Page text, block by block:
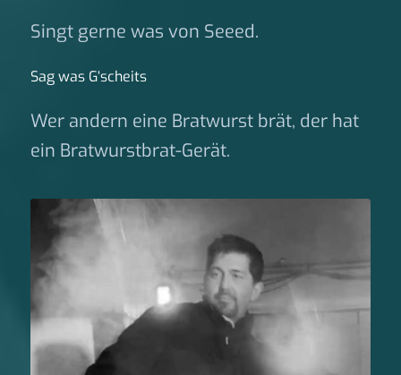
Singt gerne was von Seeed.
Sag was G‘scheits
Wer andern eine Bratwurst brät, der hat
ein Bratwurstbrat-Gerät.